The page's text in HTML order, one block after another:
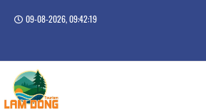
09-08-2026, 09:42:20